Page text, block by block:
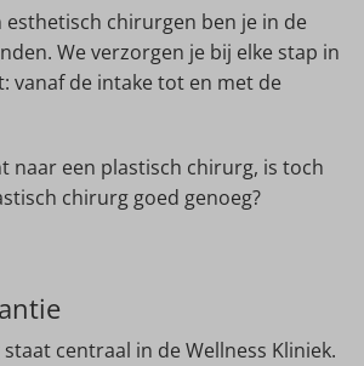
esthetisch chirurgen ben je in de
We verzorgen je bij elke stap in
vanaf de intake tot en met de
naar een plastisch chirurg, is toch
chirurg goed genoeg?
centraal in de Wellness Kliniek.